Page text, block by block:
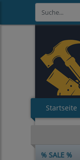
Startseite
% SALE %